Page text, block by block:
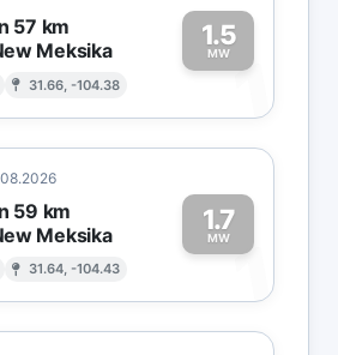
57 km
Meksika
31.66, -104.38
1.5
MW1
59 km
Meksika
31.64, -104.43
1.7
MW1